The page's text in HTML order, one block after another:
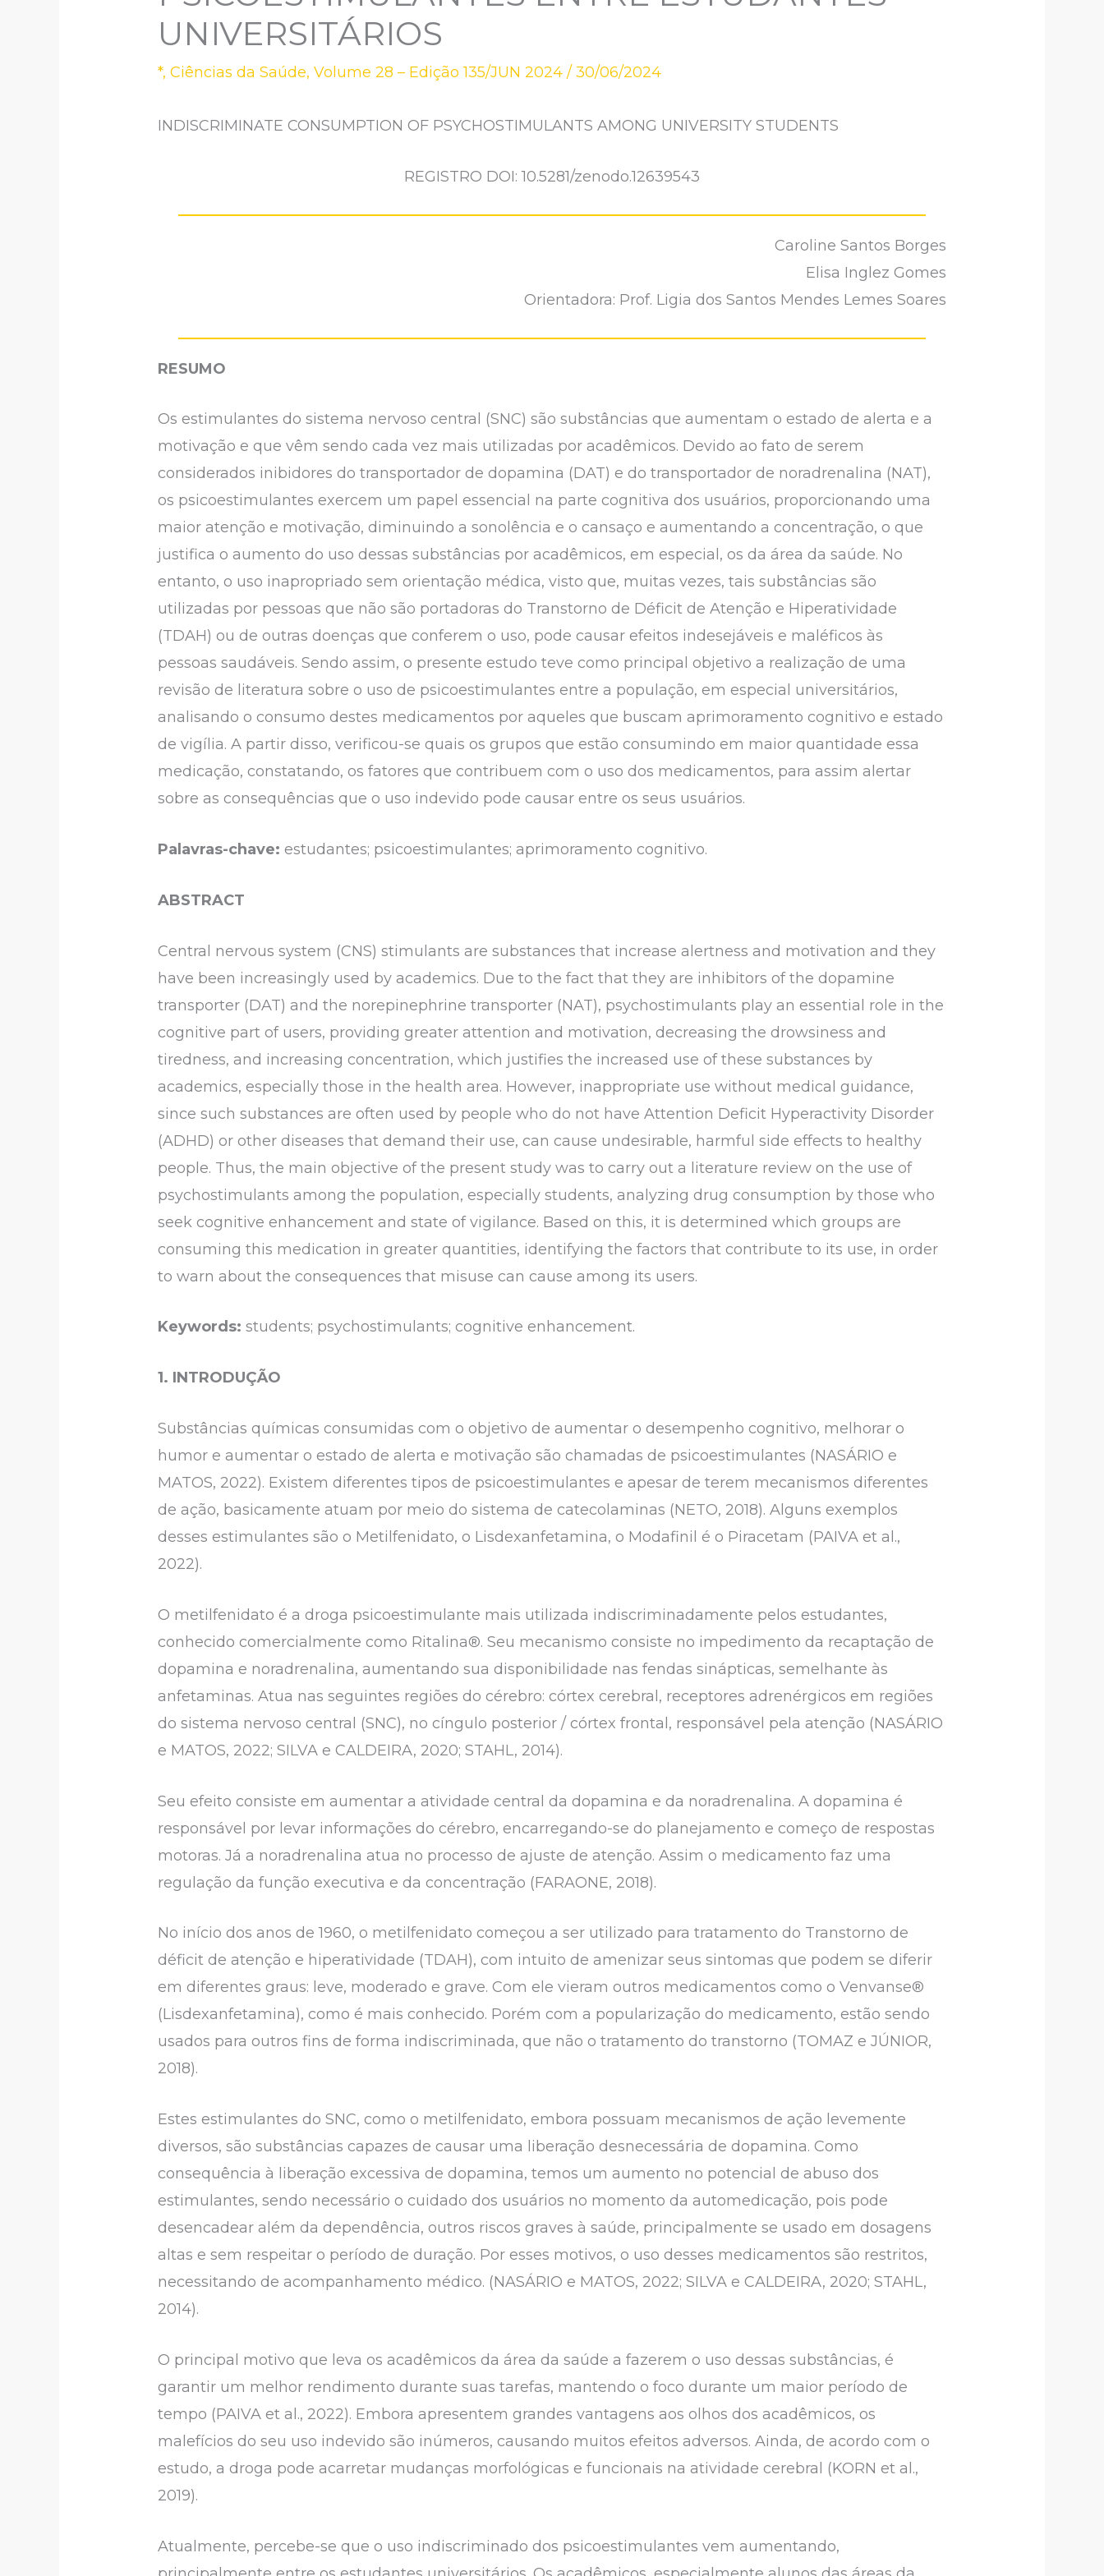
UNIVERSITÁRIOS
*,Ciências da Saúde,Volume 28 – Edição 135/JUN 2024 /30/06/2024
INDISCRIMINATE CONSUMPTION OF PSYCHOSTIMULANTS AMONG UNIVERSITY STUDENTS
REGISTRO DOI: 10.5281/zenodo.12639543
Caroline Santos Borges
Elisa Inglez Gomes
Orientadora: Prof. Ligia dos Santos Mendes Lemes Soares
RESUMO
Os estimulantes do sistema nervoso central (SNC) são substâncias que aumentam o estado de alerta e a
motivação e que vêm sendo cada vez mais utilizadas por acadêmicos. Devido ao fato de serem
considerados inibidores do transportador de dopamina (DAT) e do transportador de noradrenalina (NAT),
os psicoestimulantes exercem um papel essencial na parte cognitiva dos usuários, proporcionando uma
maior atenção e motivação, diminuindo a sonolência e o cansaço e aumentando a concentração, o que
justifica o aumento do uso dessas substâncias por acadêmicos, em especial, os da área da saúde. No
entanto, o uso inapropriado sem orientação médica, visto que, muitas vezes, tais substâncias são
utilizadas por pessoas que não são portadoras do Transtorno de Déficit de Atenção e Hiperatividade
(TDAH) ou de outras doenças que conferem o uso, pode causar efeitos indesejáveis e maléficos às
pessoas saudáveis. Sendo assim, o presente estudo teve como principal objetivo a realização de uma
revisão de literatura sobre o uso de psicoestimulantes entre a população, em especial universitários,
analisando o consumo destes medicamentos por aqueles que buscam aprimoramento cognitivo e estado
de vigília. A partir disso, verificou-se quais os grupos que estão consumindo em maior quantidade essa
medicação, constatando, os fatores que contribuem com o uso dos medicamentos, para assim alertar
sobre as consequências que o uso indevido pode causar entre os seus usuários.
Palavras-chave: estudantes; psicoestimulantes; aprimoramento cognitivo.
ABSTRACT
Central nervous system (CNS) stimulants are substances that increase alertness and motivation and they
have been increasingly used by academics. Due to the fact that they are inhibitors of the dopamine
transporter (DAT) and the norepinephrine transporter (NAT), psychostimulants play an essential role in the
cognitive part of users, providing greater attention and motivation, decreasing the drowsiness and
tiredness, and increasing concentration, which justifies the increased use of these substances by
academics, especially those in the health area. However, inappropriate use without medical guidance,
since such substances are often used by people who do not have Attention Deficit Hyperactivity Disorder
(ADHD) or other diseases that demand their use, can cause undesirable, harmful side effects to healthy
people. Thus, the main objective of the present study was to carry out a literature review on the use of
psychostimulants among the population, especially students, analyzing drug consumption by those who
seek cognitive enhancement and state of vigilance. Based on this, it is determined which groups are
consuming this medication in greater quantities, identifying the factors that contribute to its use, in order
to warn about the consequences that misuse can cause among its users.
Keywords:students; psychostimulants; cognitive enhancement.
1. INTRODUÇÃO
Substâncias químicas consumidas com o objetivo de aumentar o desempenho cognitivo, melhorar o
humor e aumentar o estado de alerta e motivação são chamadas de psicoestimulantes (NASÁRIO e
MATOS, 2022). Existem diferentes tipos de psicoestimulantes e apesar de terem mecanismos diferentes
de ação, basicamente atuam por meio do sistema de catecolaminas (NETO, 2018). Alguns exemplos
desses estimulantes são o Metilfenidato, o Lisdexanfetamina, o Modafinil é o Piracetam (PAIVA et al.,
2022).
O metilfenidato é a droga psicoestimulante mais utilizada indiscriminadamente pelos estudantes,
conhecido comercialmente como Ritalina®. Seu mecanismo consiste no impedimento da recaptação de
dopamina e noradrenalina, aumentando sua disponibilidade nas fendas sinápticas, semelhante às
anfetaminas. Atua nas seguintes regiões do cérebro: córtex cerebral, receptores adrenérgicos em regiões
do sistema nervoso central (SNC), no cíngulo posterior / córtex frontal, responsável pela atenção (NASÁRIO
e MATOS, 2022; SILVA e CALDEIRA, 2020; STAHL, 2014).
Seu efeito consiste em aumentar a atividade central da dopamina e da noradrenalina. A dopamina é
responsável por levar informações do cérebro, encarregando-se do planejamento e começo de respostas
motoras. Já a noradrenalina atua no processo de ajuste de atenção. Assim o medicamento faz uma
regulação da função executiva e da concentração (FARAONE, 2018).
No início dos anos de 1960, o metilfenidato começou a ser utilizado para tratamento do Transtorno de
déficit de atenção e hiperatividade (TDAH), com intuito de amenizar seus sintomas que podem se diferir
em diferentes graus: leve, moderado e grave. Com ele vieram outros medicamentos como o Venvanse®
(Lisdexanfetamina), como é mais conhecido. Porém com a popularização do medicamento, estão sendo
usados para outros fins de forma indiscriminada, que não o tratamento do transtorno (TOMAZ e JÚNIOR,
2018).
Estes estimulantes do SNC, como o metilfenidato, embora possuam mecanismos de ação levemente
diversos, são substâncias capazes de causar uma liberação desnecessária de dopamina. Como
consequência à liberação excessiva de dopamina, temos um aumento no potencial de abuso dos
estimulantes, sendo necessário o cuidado dos usuários no momento da automedicação, pois pode
desencadear além da dependência, outros riscos graves à saúde, principalmente se usado em dosagens
altas e sem respeitar o período de duração. Por esses motivos, o uso desses medicamentos são restritos,
necessitando de acompanhamento médico. (NASÁRIO e MATOS, 2022; SILVA e CALDEIRA, 2020; STAHL,
2014).
O principal motivo que leva os acadêmicos da área da saúde a fazerem o uso dessas substâncias, é
garantir um melhor rendimento durante suas tarefas, mantendo o foco durante um maior período de
tempo (PAIVA et al., 2022). Embora apresentem grandes vantagens aos olhos dos acadêmicos, os
malefícios do seu uso indevido são inúmeros, causando muitos efeitos adversos. Ainda, de acordo com o
estudo, a droga pode acarretar mudanças morfológicas e funcionais na atividade cerebral (KORN et al.,
2019).
Atualmente, percebe-se que o uso indiscriminado dos psicoestimulantes vem aumentando,